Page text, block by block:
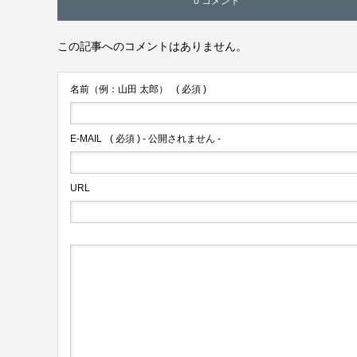
この記事へのコメントはありません。
名前（例：山田 太郎） ( 必須 )
E-MAIL ( 必須 ) - 公開されません -
URL